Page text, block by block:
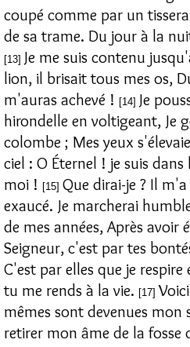
coupé comme par un
de sa trame. Du jour à la
[13] Je me suis contenu
lion, il brisait tous mes os,
m'auras achevé ! [14] Je
hirondelle en voltigeant, Je
colombe ; Mes yeux
ciel : O Éternel ! je suis
moi ! [15] Que dirai-je ? Il
exaucé. Je marcherai
de mes années, Après avoir
Seigneur, c'est par tes
C'est par elles que je
tu me rends à la vie. [17]
mêmes sont devenues mon
retirer mon âme de la fosse